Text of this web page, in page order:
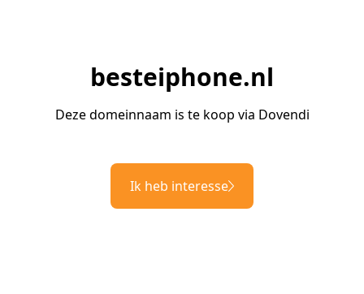
besteiphone.nl
Deze domeinnaam is te koop via Dovendi
Ik heb interesse